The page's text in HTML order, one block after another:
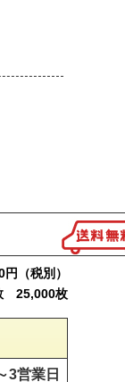
（税別）
25,000枚
3営業日